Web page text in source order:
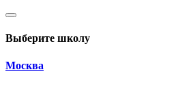
Выберите школу
Москва